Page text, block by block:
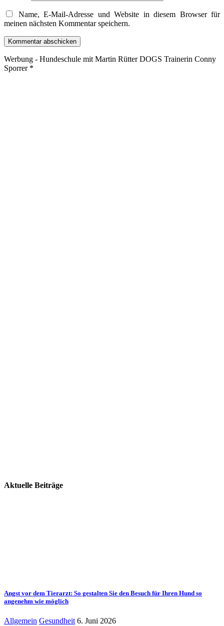
Name, E-Mail-Adresse und Website in diesem Browser für
meinen nächsten Kommentar speichern.
Werbung - Hundeschule mit Martin Rütter DOGS Trainerin Conny
Sporrer *
Aktuelle Beiträge
Angst vor dem Tierarzt: So gestalten Sie den Besuch für Ihren Hund so
angenehm wie möglich
Allgemein Gesundheit 6. Juni 2026